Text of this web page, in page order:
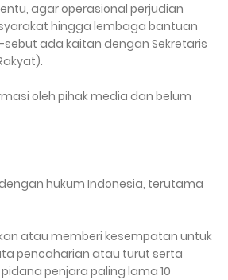
agar operasional perjudian
hingga lembaga bantuan
ada kaitan dengan Sekretaris
oleh pihak media dan belum
hukum Indonesia, terutama
atau memberi kesempatan untuk
pencaharian atau turut serta
penjara paling lama 10